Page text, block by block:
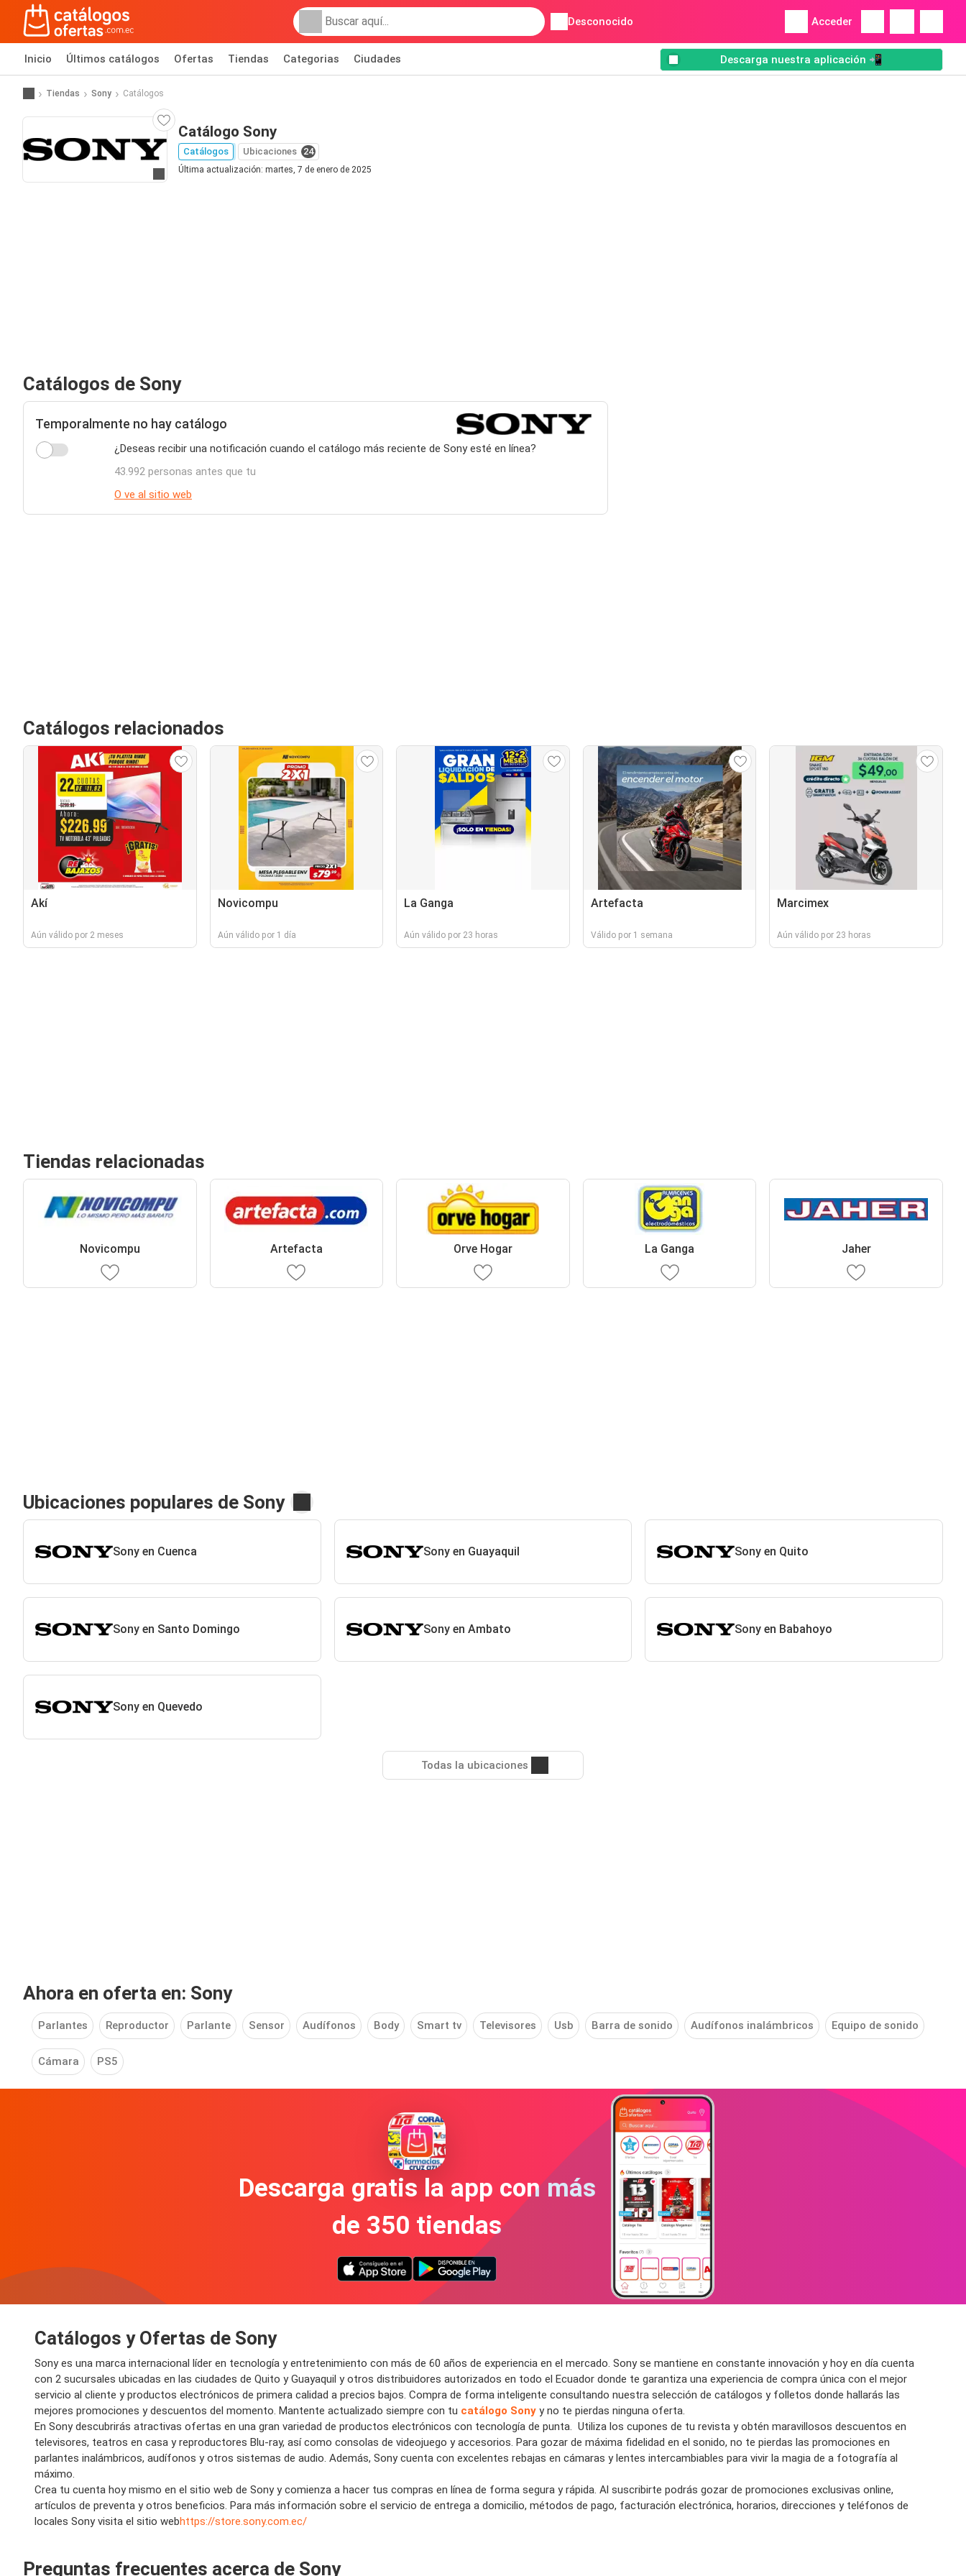
Desconocido Acceder
Inicio Últimos catálogos Ofertas Tiendas Categorias Ciudades Descarga nuestra aplicación 📲
Tiendas Sony Catálogos
Ir al sitio web
Catálogo Sony
Catálogos Ubicaciones 24
Última actualización: martes, 7 de enero de 2025
Catálogos de Sony
Temporalmente no hay catálogo
¿Deseas recibir una notificación cuando el catálogo más reciente de Sony esté en línea?
43.992 personas antes que tu
O ve al sitio web
Catálogos relacionados
Akí
Aún válido por 2 meses
Novicompu
Aún válido por 1 día
La Ganga
Aún válido por 23 horas
Artefacta
Válido por 1 semana
Marcimex
Aún válido por 23 horas
Tiendas relacionadas
Novicompu Artefacta Orve Hogar La Ganga Jaher
Ubicaciones populares de Sony
Sony en Cuenca Sony en Guayaquil Sony en Quito
Sony en Santo Domingo Sony en Ambato Sony en Babahoyo
Sony en Quevedo
Todas la ubicaciones
Ahora en oferta en: Sony
Parlantes Reproductor Parlante Sensor Audífonos Body Smart tv Televisores Usb Barra de sonido Audífonos inalámbricos Equipo de sonido
Cámara PS5
Descarga gratis la app con más
de 350 tiendas
Catálogos y Ofertas de Sony
Sony es una marca internacional líder en tecnología y entretenimiento con más de 60 años de experiencia en el mercado. Sony se mantiene en constante innovación y hoy en día cuenta
con 2 sucursales ubicadas en las ciudades de Quito y Guayaquil y otros distribuidores autorizados en todo el Ecuador donde te garantiza una experiencia de compra única con el mejor
servicio al cliente yproductos electrónicos de primera calidad a precios bajos. Compra de forma inteligente consultando nuestra selección de catálogos y folletos donde hallarás las
mejores promociones y descuentos del momento. Mantente actualizado siempre con tu catálogo Sony y no te pierdas ninguna oferta.
En Sony descubrirás atractivas ofertas en una gran variedad de productos electrónicos con tecnología de punta. Utiliza los cupones de tu revista y obtén maravillosos descuentos en
televisores, teatros en casa y reproductores Blu-ray, así como consolas de videojuego y accesorios. Para gozar de máxima fidelidad en el sonido, no te pierdas las promociones en
parlantes inalámbricos, audífonos y otros sistemas de audio. Además, Sony cuenta con excelentes rebajas en cámaras y lentes intercambiables para vivir la magia de a fotografía al
máximo.
Crea tu cuenta hoy mismo en el sitio web de Sony y comienza a hacer tus compras en línea de forma segura y rápida. Al suscribirte podrás gozar de promociones exclusivas online,
artículos de preventa y otros beneficios. Para más información sobre el servicio de entrega a domicilio, métodos de pago, facturación electrónica, horarios, direcciones y teléfonos de
locales Sony visita el sitio webhttps://store.sony.com.ec/
Preguntas frecuentes acerca de Sony